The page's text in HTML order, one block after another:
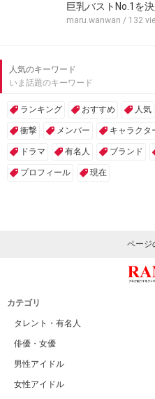
巨乳バストNo.1を決
maru.wanwan / 132
人気のキーワード
いま話題のキーワード
ランキング おすすめ 人気
衝撃 メンバー キャラクタ
ドラマ 有名人 ブランド
プロフィール 現在
ページ
カテゴリ
タレント・有名人
俳優・女優
男性アイドル
女性アイドル